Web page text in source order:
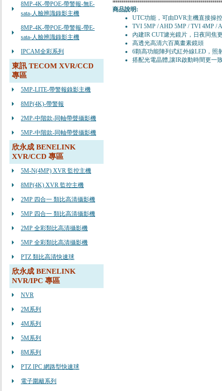
8MP-4K-帶POE-帶警報-無E-
sata-人臉辨識錄影主機
8MP-4K-帶POE-帶警報-帶E-
sata-人臉辨識錄影主機
IPCAM全彩系列
東訊 TECOM XVR/CCD
專區
5MP-LITE-帶警報錄影主機
8MP(4K)-帶警報
2MP-中階款-同軸帶聲攝影機
5MP-中階款-同軸帶聲攝影機
欣永成 BENELINK
XVR/CCD 專區
5M-N(4MP) XVR 監控主機
8MP(4K) XVR 監控主機
2MP 四合一 類比高清攝影機
5MP 四合一 類比高清攝影機
2MP 全彩類比高清攝影機
5MP 全彩類比高清攝影機
PTZ 類比高清快速球
欣永成 BENELINK
NVR/IPC 專區
NVR
2M系列
4M系列
5M系列
8M系列
PTZ IPC 網路型快速球
電子圍籬系列
商品說明:
UTC功能，可由DVR主機直接操
TVI 5MP / AHD 5MP / TVI 4MP /
內建IR CUT濾光鏡片，日夜同焦
高透光高清六百萬畫素鏡頭
6顆高功能陣列式紅外線LED，照
搭配光電晶體,讓IR啟動時間更一